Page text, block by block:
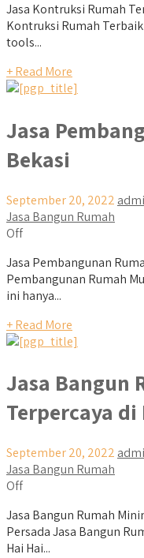
Jasa Kontruksi Rumah
Kontruksi Rumah
tools...
+ Read More
Jasa
Bekasi
September 20, 2022
Jasa Bangun Rumah
Off
Jasa Pembangunan
Pembangunan Rumah
ini hanya...
+ Read More
Jasa Bangun
Terpercaya di
September 20, 2022
Jasa Bangun Rumah
Off
Jasa Bangun Rumah
Persada Jasa Bangun
Hai Hai...